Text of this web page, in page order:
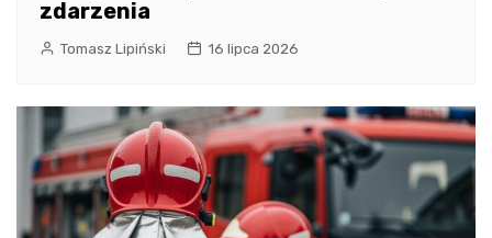
zdarzenia
Tomasz Lipiński 16 lipca 2026